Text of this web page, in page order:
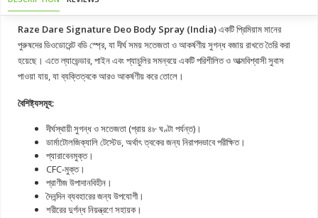
Raze Dare Signature Deo Body Spray (India)একটি প্রিমিয়াম মানের
পুরুষদের ডিওডোরেন্ট বডি স্প্রে, যা দীর্ঘ সময় সতেজতা ও আকর্ষণীয় সুগন্ধ বজায় রাখতে তৈরি করা
হয়েছে। এতে ল্যাভেন্ডার, পাইন এবং প্যাচুলির সমন্বয়ে একটি পরিশীলিত ও আত্মবিশ্বাসী সুবাস
পাওয়া যায়, যা ব্যক্তিত্বকে আরও আকর্ষণীয় করে তোলে।
বৈশিষ্ট্যসমূহ:
দীর্ঘস্থায়ী সুগন্ধ ও সতেজতা (প্রায় ৪৮ ঘণ্টা পর্যন্ত)।
ডার্মাটোলজিক্যালি টেস্টেড, অর্থাৎ ত্বকের জন্য নিরাপদভাবে পরীক্ষিত।
প্যারাবেনমুক্ত।
CFC-মুক্ত।
প্রাণীজ উপাদানবিহীন।
দৈনন্দিন ব্যবহারের জন্য উপযোগী।
শরীরের দুর্গন্ধ নিয়ন্ত্রণে সহায়ক।